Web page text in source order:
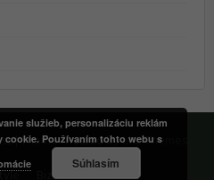
|Theme:Trustedby uXL Themes
Biznis Kontakt
služieb, personalizáciu reklám
cookie. Používaním tohto webu s
Súhlasím